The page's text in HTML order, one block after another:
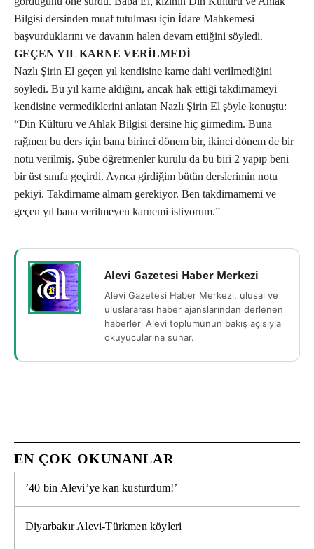
Bilgisi dersinden muaf tutulması için İdare Mahkemesi
başvurduklarını ve davanın halen devam ettiğini söyledi.
GEÇEN YIL KARNE VERİLMEDİ
Nazlı Şirin El geçen yıl kendisine karne dahi verilmediğini
söyledi. Bu yıl karne aldığını, ancak hak ettiği takdirnameyi
kendisine vermediklerini anlatan Nazlı Şirin El şöyle konuştu:
“Din Kültürü ve Ahlak Bilgisi dersine hiç girmedim. Buna
rağmen bu ders için bana birinci dönem bir, ikinci dönem de bir
notu verilmiş. Şube öğretmenler kurulu da bu biri 2 yapıp beni
bir üst sınıfa geçirdi. Ayrıca girdiğim bütün derslerimin notu
pekiyi. Takdirname almam gerekiyor. Ben takdirnamemi ve
geçen yıl bana verilmeyen karnemi istiyorum.”
Alevi Gazetesi Haber Merkezi
Alevi Gazetesi Haber Merkezi, ulusal ve
uluslararası haber ajanslarından derlenen
haberleri Alevi toplumunun bakış açısıyla
okuyucularına sunar.
EN ÇOK OKUNANLAR
’40 bin Alevi’ye kan kusturdum!’
Diyarbakır Alevi-Türkmen köyleri